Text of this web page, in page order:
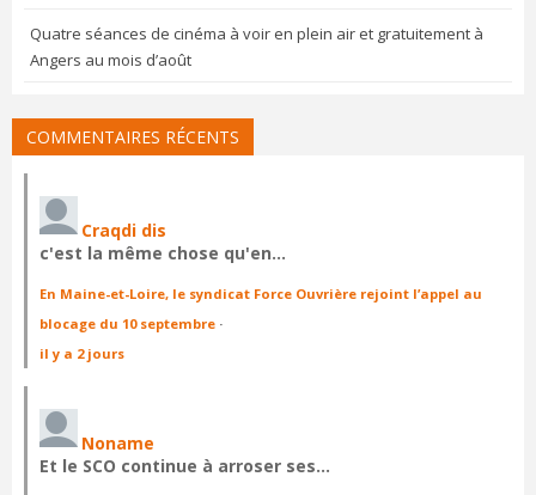
Quatre séances de cinéma à voir en plein air et gratuitement à
Angers au mois d’août
COMMENTAIRES RÉCENTS
Craqdi dis
c'est la même chose qu'en…
En Maine-et-Loire, le syndicat Force Ouvrière rejoint l’appel au
blocage du 10 septembre ·
il y a 2 jours
Noname
Et le SCO continue à arroser ses…